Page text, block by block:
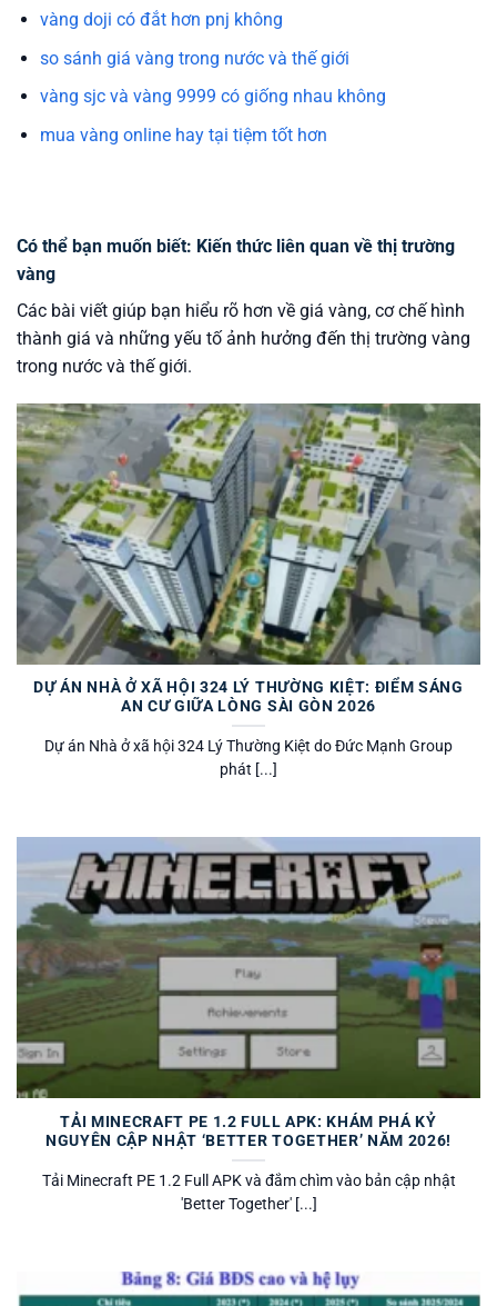
vàng doji có đắt hơn pnj không
so sánh giá vàng trong nước và thế giới
vàng sjc và vàng 9999 có giống nhau không
mua vàng online hay tại tiệm tốt hơn
Có thể bạn muốn biết: Kiến thức liên quan về thị trường
vàng
Các bài viết giúp bạn hiểu rõ hơn về giá vàng, cơ chế hình
thành giá và những yếu tố ảnh hưởng đến thị trường vàng
trong nước và thế giới.
DỰ ÁN NHÀ Ở XÃ HỘI 324 LÝ THƯỜNG KIỆT: ĐIỂM SÁNG
AN CƯ GIỮA LÒNG SÀI GÒN 2026
Dự án Nhà ở xã hội 324 Lý Thường Kiệt do Đức Mạnh Group
phát [...]
TẢI MINECRAFT PE 1.2 FULL APK: KHÁM PHÁ KỶ
NGUYÊN CẬP NHẬT ‘BETTER TOGETHER’ NĂM 2026!
Tải Minecraft PE 1.2 Full APK và đắm chìm vào bản cập nhật
'Better Together' [...]